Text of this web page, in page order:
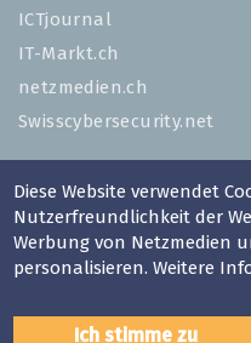
ICTjournal
IT-Markt.ch
netzmedien.ch
Swisscybersecurity.net
Impressum
AGB
Nutzungsbestimmungen
Datenschutzerklärung
Diese Website verwendet
Nutzerfreundlichkeit der
Werbung von Netzmedien
personalisieren. Weitere
Ich stimme zu